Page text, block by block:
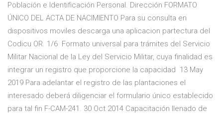
Población e Identificación Personal. Dirección FORMATO
ÚNICO DEL ACTA DE NACIMIENTO Para su consulta en
dispositivos moviles descarga una aplicacion partectura del
Codicu OR. 1/6 Formato universal para trámites del Servicio
Militar Nacional de la Ley del Servicio Militar, cuya finalidad es
integrar un registro que proporcione la capacidad 13 May
2019 Para adelantar el registro de las plantaciones el
interesado deberá diligenciar el formulario único establecido
para tal fin F-CAM-241. 30 Oct 2014 Capacitación llenado de